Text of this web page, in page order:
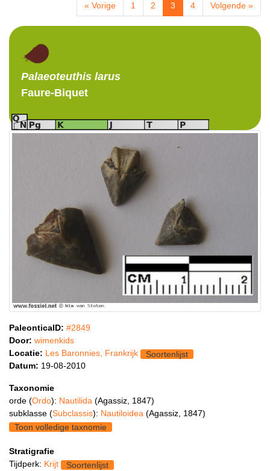
« Vorige
1 2 3 4 Volgende »
Palaeoteuthis larus
Faure-Biquet
PaleonticaID: #2849
Door: wimenkids
Locatie: Les Baronnies, Frankrijk
Soortenlijst
Datum: 19-08-2010
Taxonomie
orde (Ordo): Nautilida (Agassiz, 1847)
subklasse (Subclassis): Nautiloidea (Agassiz, 1847)
Toon volledige taxnomie
Stratigrafie
Tijdperk: Krijt
Soortenlijst